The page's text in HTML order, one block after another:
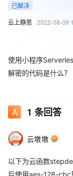
已解决
云上静思
2022-08-09
使用小程序
解密的代码是什么？
1 条回答
云墩墩
以下为云函数
后使用aes-128-cbc